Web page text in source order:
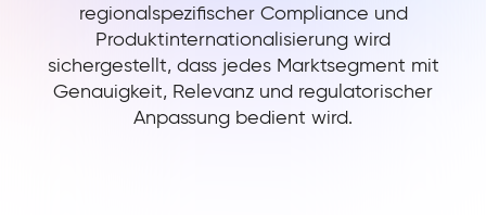
regionalspezifischer Compliance und
Produktinternationalisierung wird
sichergestellt, dass jedes Marktsegment mit
Genauigkeit, Relevanz und regulatorischer
Anpassung bedient wird.